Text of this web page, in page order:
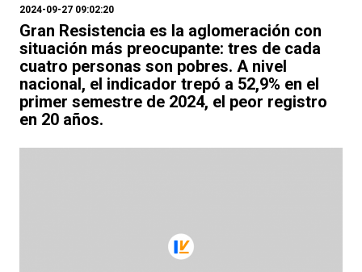
2024-09-27 09:02:20
Gran Resistencia es la aglomeración con
situación más preocupante: tres de cada
cuatro personas son pobres. A nivel
nacional, el indicador trepó a 52,9% en el
primer semestre de 2024, el peor registro
en 20 años.